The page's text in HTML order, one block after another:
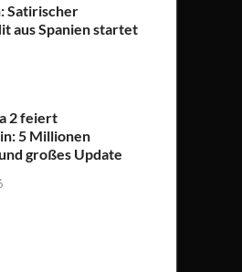
Satirischer
aus Spanien startet
2 feiert
5 Millionen
großes Update